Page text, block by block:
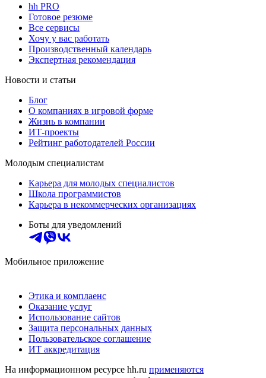
hh PRO
Готовое резюме
Все сервисы
Хочу у вас работать
Производственный календарь
Экспертная рекомендация
Новости и статьи
Блог
О компаниях в игровой форме
Жизнь в компании
ИТ-проекты
Рейтинг работодателей России
Молодым специалистам
Карьера для молодых специалистов
Школа программистов
Карьера в некоммерческих организациях
Боты для уведомлений
Мобильное приложение
Этика и комплаенс
Оказание услуг
Использование сайтов
Защита персональных данных
Пользовательское соглашение
ИТ аккредитация
На информационном ресурсе hh.ru применяются